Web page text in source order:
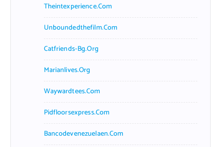
Theintexperience.com
Unboundedthefilm.com
Catfriends-Bg.org
Marianlives.org
Waywardtees.com
Pidfloorsexpress.com
Bancodevenezuelaen.com